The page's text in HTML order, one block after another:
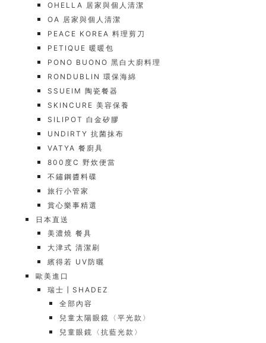
OHELLA 居家與個人清潔
OA 居家與個人清潔
PEACE KOREA 料理剪刀
PETIQUE 暖暖包
PONO BUONO 黑白大廚料理
RONDUBLIN 環保海綿
SSUEIM 陶瓷餐器
SKINCURE 美容保養
SILIPOT 白金矽膠
UNDIRTY 抗菌抹布
VATYA 餐廚具
800度C 野炊便當
不鏽鋼醬料碟
旅行小管家
賞心樂事精選
日本直送
美濃燒 餐具
大津式 清潔刷
繽得若 UV防曬
歐美進口
瑞士┃SHADEZ
全部內容
兒童太陽眼鏡〈平光款〉
兒童眼鏡〈抗藍光款〉